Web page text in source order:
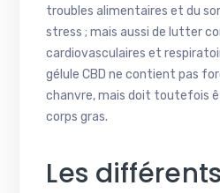
troubles alimentaires et du
stress ; mais aussi de lutter
cardiovasculaires et
gélule CBD ne contient pas
chanvre, mais doit toutefois
corps gras.
Les